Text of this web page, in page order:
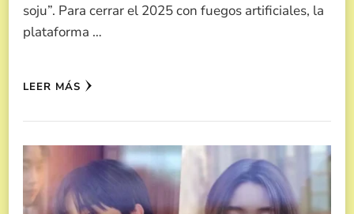
soju”. Para cerrar el 2025 con fuegos artificiales, la
plataforma …
LEER MÁS